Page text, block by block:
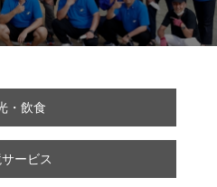
・飲食
ービス